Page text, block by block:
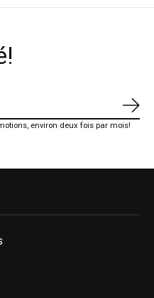
environ deux fois par mois!